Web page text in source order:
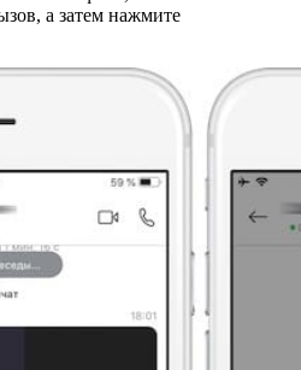
а затем нажмите